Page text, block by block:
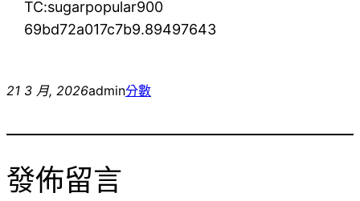
TC:sugarpopular900
69bd72a017c7b9.89497643
21 3 月, 2026admin分數
發佈留言